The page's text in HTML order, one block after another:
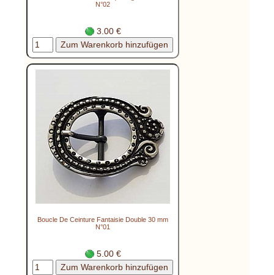
N°02
3.00 €
Boucle De Ceinture Fantaisie Double 30 mm
N°01
5.00 €